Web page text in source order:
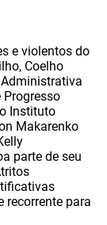
e violentos do
Coelho
Progresso
Instituto
Makarenko
parte de seu
recorrente para